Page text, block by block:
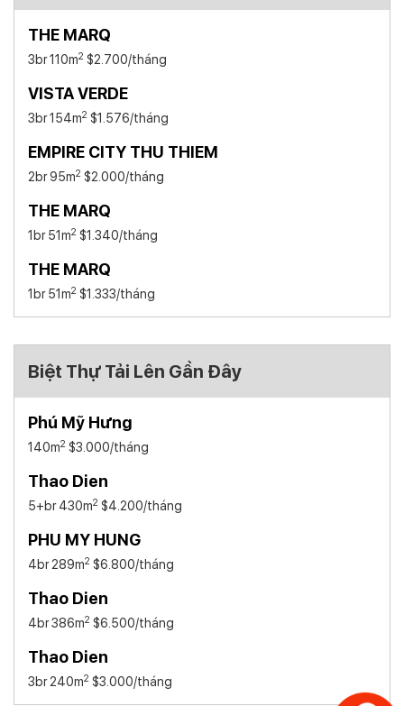
THE MARQ
3br 110m2 $2.700/tháng
VISTA VERDE
3br 154m2 $1.576/tháng
EMPIRE CITY THU THIEM
2br 95m2 $2.000/tháng
THE MARQ
1br 51m2 $1.340/tháng
THE MARQ
1br 51m2 $1.333/tháng
Biệt Thự Tải Lên Gần Đây
Phú Mỹ Hưng
140m2 $3.000/tháng
Thao Dien
5+br 430m2 $4.200/tháng
PHU MY HUNG
4br 289m2 $6.800/tháng
Thao Dien
4br 386m2 $6.500/tháng
Thao Dien
3br 240m2 $3.000/tháng